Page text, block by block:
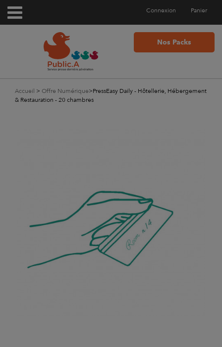
Panier
Connexion
Nos Packs
Accueil > Offre Numérique>PressEasy Daily - Hôtellerie, Hébergement
& Restauration - 20 chambres